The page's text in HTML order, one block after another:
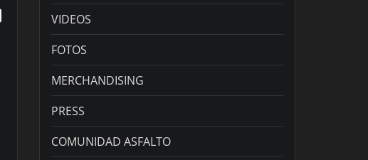
VIDEOS
FOTOS
MERCHANDISING
PRESS
COMUNIDAD ASFALTO